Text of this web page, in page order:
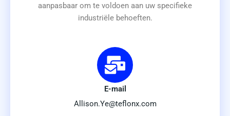
aanpasbaar om te voldoen aan uw specifieke
industriële behoeften.
E-mail
Allison.Ye@teflonx.com